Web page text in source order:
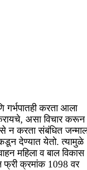
गर्भपातही करता आला
असा विचार करून
न करता संबंधित
देण्यात येतो. त्यामुळे
महिला व बाल विकास
फ्री क्रमांक 1098 वर